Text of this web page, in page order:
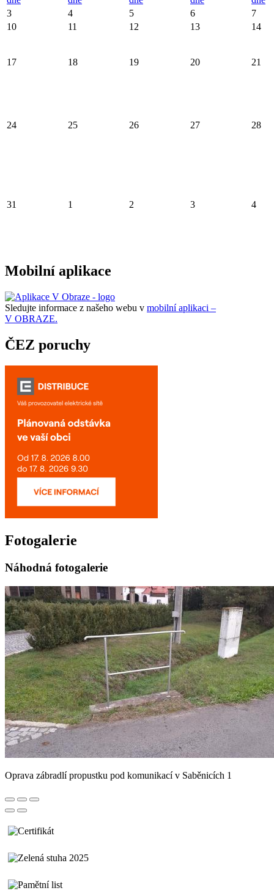
3
4 5 6
7
10
11 12 13 14
17 18 19 20 21
24 25 26 27 28
31 1 2 3 4
Mobilní aplikace
Sledujte informace z našeho webu v mobilní aplikaci –
V OBRAZE.
ČEZ poruchy
Fotogalerie
Náhodná fotogalerie
Oprava zábradlí propustku pod komunikací v Saběnicích 1